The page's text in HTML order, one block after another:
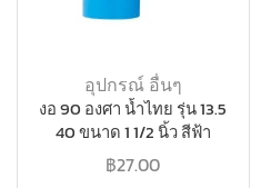
อุปกรณ์ อื่นๆ
งอ 90 องศา น้ำไทย รุ่น 13.5
40 ขนาด 1 1/2 นิ้ว สีฟ้า
฿27.00